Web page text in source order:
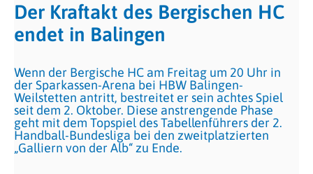
Der Kraftakt des Bergischen HC
endet in Balingen
Wenn der Bergische HC am Freitag um 20 Uhr in
der Sparkassen-Arena bei HBW Balingen-
Weilstetten antritt, bestreitet er sein achtes Spiel
seit dem 2. Oktober. Diese anstrengende Phase
geht mit dem Topspiel des Tabellenführers der 2.
Handball-Bundesliga bei den zweitplatzierten
„Galliern von der Alb“ zu Ende.